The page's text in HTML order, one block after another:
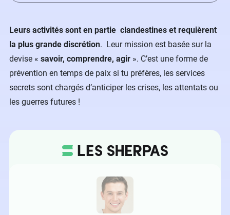
Leurs activités sont en partie clandestines et requièrent
la plus grande discrétion. Leur mission est basée sur la
devise « savoir, comprendre, agir ». C’est une forme de
prévention en temps de paix si tu préfères, les services
secrets sont chargés d’anticiper les crises, les attentats ou
les guerres futures !